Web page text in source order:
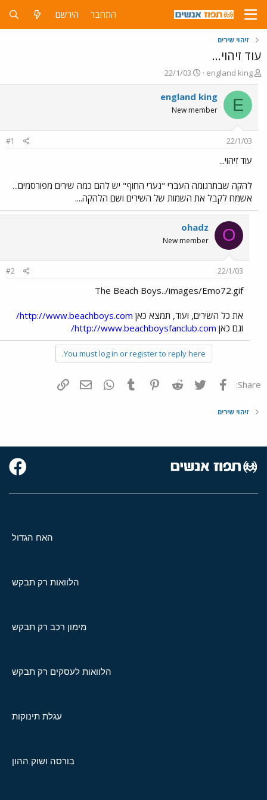
התחבר הירשם
זיהוי שירים
עוד זיהוי...
פ
ו
ת
ח
ה
ש
א
england king
פ
ו
ר
ם
22/1/03
E
england king
New member
22/1/03
#1
עוד זיהוי...
להקה שבתרגומה העברי "נערי החוף" יש להם כמה שירים מפורסמים...
אשמח לקבל את השמות של השירים ושם הלהקה....
O
ohadz
New member
22/1/03
#2
The Beach Boys../images/Emo72.gif
את כל השירים, ועוד, תמצא כאן http://www.beachboys.com/
וגם כאן http://www.beachboysfanclub.com/
You must log in or register to reply here.
Share: פייסבוק Twitter
Reddit
Pinterest
Tumblr
WhatsAppדואר אלקטרוני
זיהוי שירים
האח הגדול
הלוואות רק תבקש
מימון רכב רק תבקש
הלוואות לעסקים רק תבקש
עגלת תינוקות
בורסה ושוק ההון